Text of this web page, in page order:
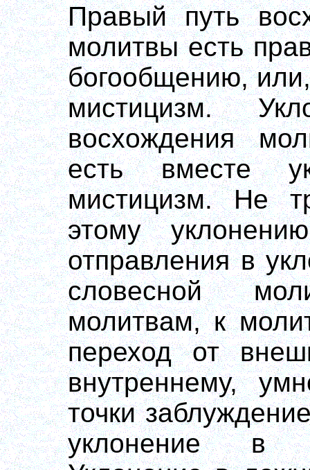
Правый путь
молитвы есть
богообщению,
мистицизм.
восхождения
есть вместе
мистицизм. Не
этому
отправления в
словесной
молитвам, к
переход от
внутреннему,
точки
уклонение в